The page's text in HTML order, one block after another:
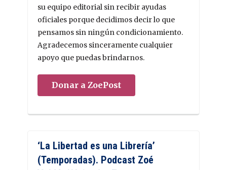
su equipo editorial sin recibir ayudas
oficiales porque decidimos decir lo que
pensamos sin ningún condicionamiento.
Agradecemos sinceramente cualquier
apoyo que puedas brindarnos.
Donar a ZoePost
‘La Libertad es una Librería’
(Temporadas). Podcast Zoé